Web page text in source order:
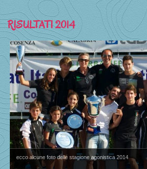
RISULTATI 2014
ecco alcune foto delle stagione agonistica 2014